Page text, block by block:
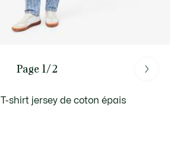
Page 1/2
T-shirt jersey de coton épais